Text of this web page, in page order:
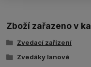
Zboží zařazeno v
Zvedací zařízení
Zvedáky lanové